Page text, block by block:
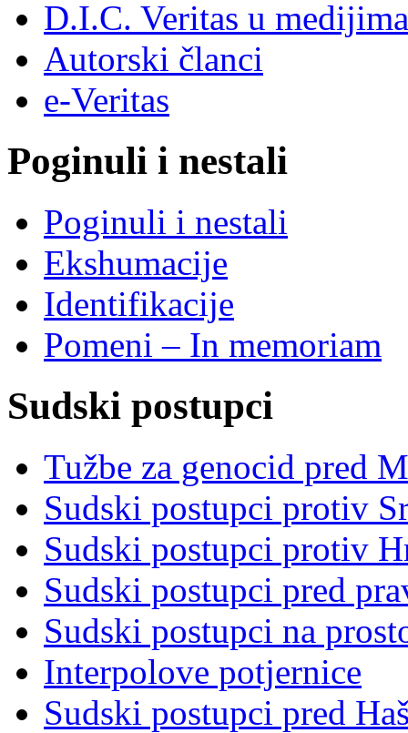
D.I.C. Veritas u medijima
Autorski članci
e-Veritas
Poginuli i nestali
Poginuli i nestali
Ekshumacije
Identifikacije
Pomeni – In memoriam
Sudski postupci
Tužbe za genocid pred
Sudski postupci protiv
Sudski postupci protiv
Sudski postupci pred
Sudski postupci na
Interpolove potjernice
Sudski postupci pred